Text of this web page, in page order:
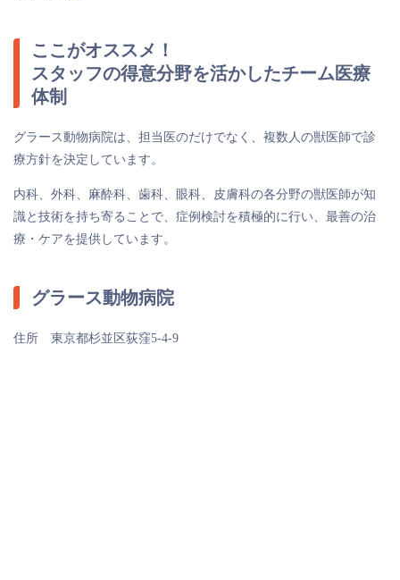
ここがオススメ！
スタッフの得意分野を活かしたチーム医療
体制
グラース動物病院は、担当医のだけでなく、複数人の獣医師で診
療方針を決定しています。
内科、外科、麻酔科、歯科、眼科、皮膚科の各分野の獣医師が知
識と技術を持ち寄ることで、症例検討を積極的に行い、最善の治
療・ケアを提供しています。
グラース動物病院
住所 東京都杉並区荻窪5-4-9